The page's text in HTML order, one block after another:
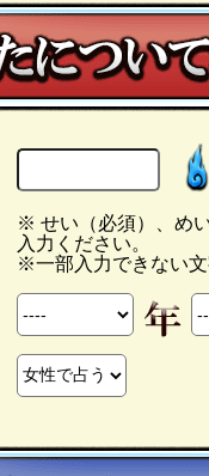
※ せい（必須）、め
入力ください。
※一部入力できない文